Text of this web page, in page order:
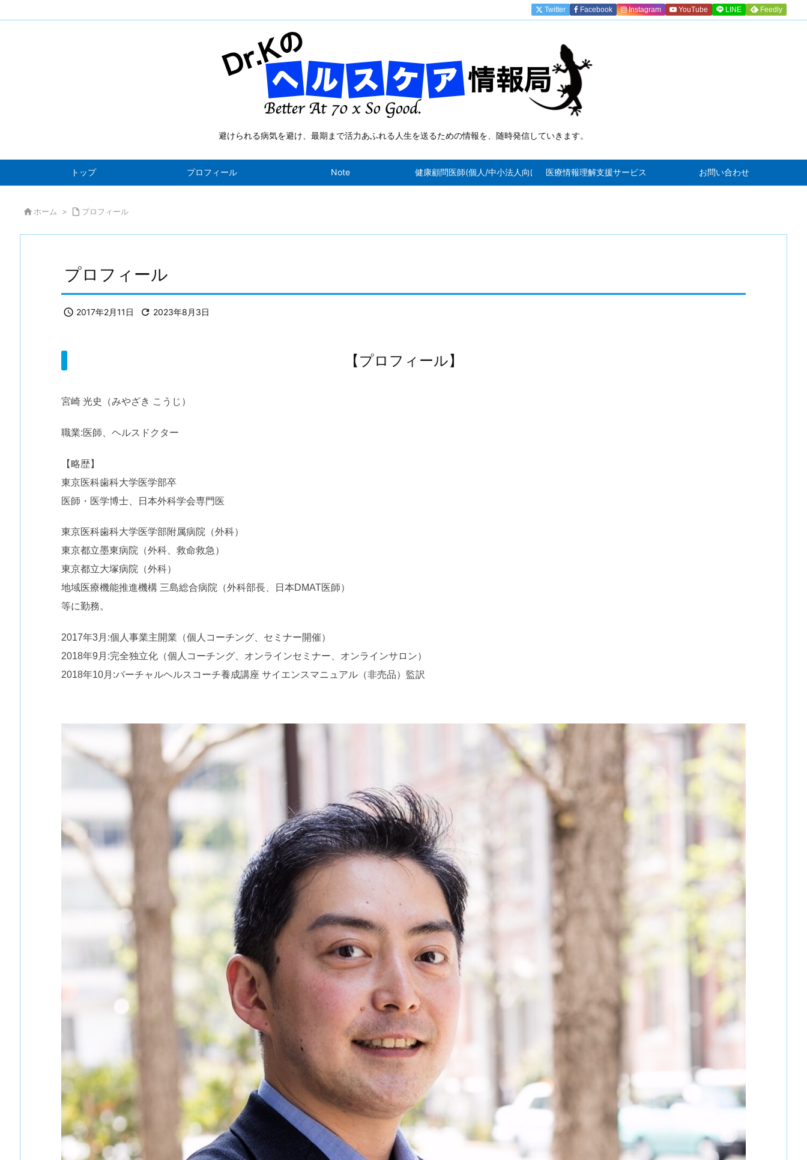
避けられる病気を避け、最期まで活力あふれる人生を送るための情報を、随時発信していきます。
トップ プロフィール Note 健康顧問医師(個人/中小法人向け) 医療情報理解支援サービス お問い合わせ
Twitter Facebook Instagram YouTube LINE Feedly
 ホーム >  プロフィール
プロフィール
 2017年2月11日  2023年8月3日
【プロフィール】
宮崎 光史（みやざき こうじ）
職業:医師、ヘルスドクター
【略歴】
東京医科歯科大学医学部卒
医師・医学博士、日本外科学会専門医
東京医科歯科大学医学部附属病院（外科）
東京都立墨東病院（外科、救命救急）
東京都立大塚病院（外科）
地域医療機能推進機構 三島総合病院（外科部長、日本DMAT医師）
等に勤務。
2017年3月:個人事業主開業（個人コーチング、セミナー開催）
2018年9月:完全独立化（個人コーチング、オンラインセミナー、オンラインサロン）
2018年10月:バーチャルヘルスコーチ養成講座 サイエンスマニュアル（非売品）監訳